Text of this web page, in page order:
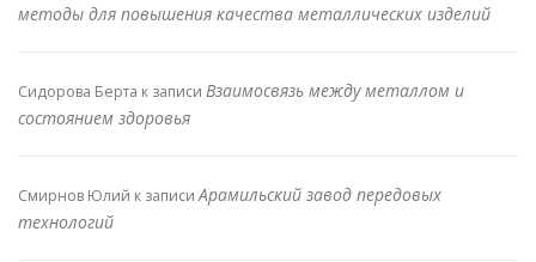
методы для повышения качества металлических изделий
Сидорова Берта к записи Взаимосвязь между металлом и
состоянием здоровья
Смирнов Юлий к записиАрамильский завод передовых
технологий